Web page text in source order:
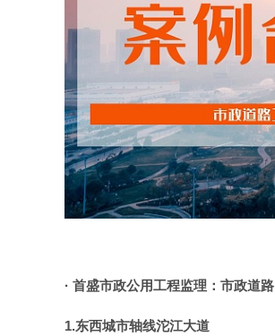
· 首盛市政公用工程监理：市政道路
1.东西城市轴线沱江大道